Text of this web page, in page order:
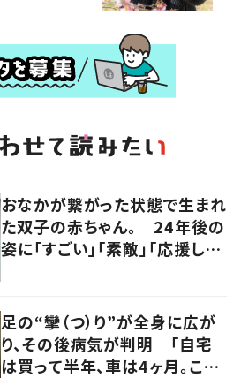
おなかが繋がった状態で生まれ
た双子の赤ちゃん。 24年後の
姿に「すごい」「素敵」「応援して
足の“攣（つ）り”が全身に広が
り、その後病気が判明 「自宅
は買って半年、車は4ヶ月。この